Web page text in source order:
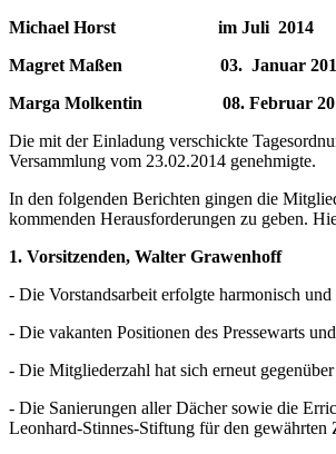
Michael Horst im Juli 2014
Magret Maßen 03.
Marga Molkentin 08.
Die mit der Einladung verschickte
Versammlung vom 23.02.2014 genehmigte.
In den folgenden Berichten gingen die
kommenden Herausforderungen zu geben.
1. Vorsitzenden, Walter Grawenhoff
- Die Vorstandsarbeit erfolgte harmonisch
- Die vakanten Positionen des Pressewarts
- Die Mitgliederzahl hat sich erneut
- Die Sanierungen aller Dächer sowie die
Leonhard-Stinnes-Stiftung für den gewährten